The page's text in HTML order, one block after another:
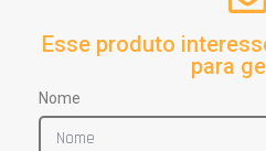
Esse produto
para
Nome